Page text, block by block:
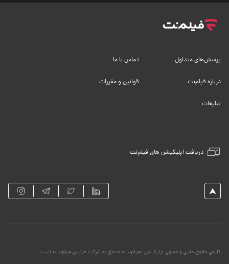
دریافت اپلیکیشن های فیلم‌نت
پرسش‌های متداول تماس با ما
درباره فیلم‌نت قوانین و مقررات
تبلیغات
کلیه‌ی حقوق مادی و معنوی اپلیکیشن «فیلم‌نت» متعلق به شرکت «پارس فیلم‌نت» است.